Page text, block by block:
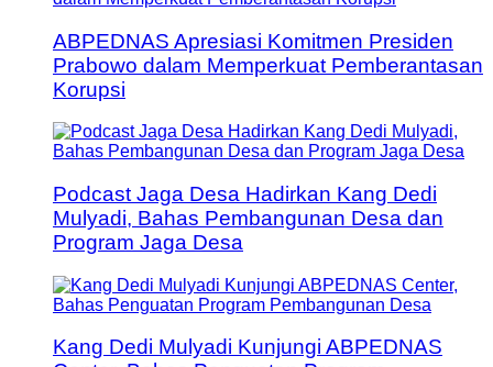
ABPEDNAS Apresiasi Komitmen Presiden
Prabowo dalam Memperkuat Pemberantasan
Korupsi
Podcast Jaga Desa Hadirkan Kang Dedi
Mulyadi, Bahas Pembangunan Desa dan
Program Jaga Desa
Kang Dedi Mulyadi Kunjungi ABPEDNAS